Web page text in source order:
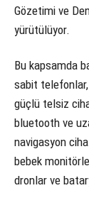
Gözetimi ve
yürütülüyor.
Bu kapsamda
sabit
güçlü telsiz
bluetooth ve
navigasyon
bebek
dronlar ve